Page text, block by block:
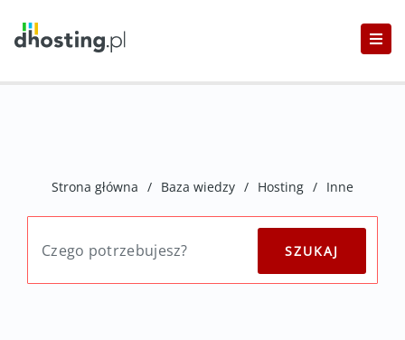
Strona główna / Baza wiedzy / Hosting / Inne